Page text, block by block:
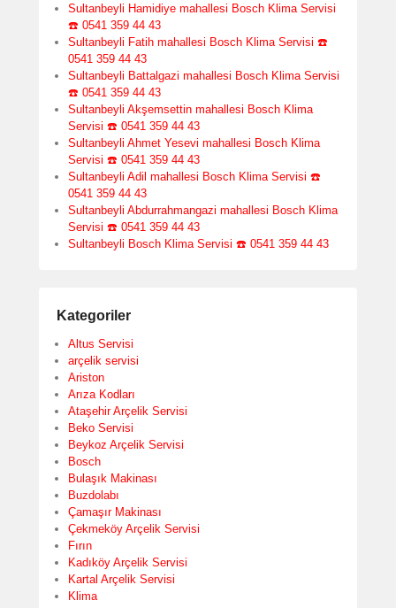
Sultanbeyli Hamidiye mahallesi Bosch Klima Servisi
☎️ 0541 359 44 43
Sultanbeyli Fatih mahallesi Bosch Klima Servisi ☎️
0541 359 44 43
Sultanbeyli Battalgazi mahallesi Bosch Klima Servisi
☎️ 0541 359 44 43
Sultanbeyli Akşemsettin mahallesi Bosch Klima
Servisi ☎️ 0541 359 44 43
Sultanbeyli Ahmet Yesevi mahallesi Bosch Klima
Servisi ☎️ 0541 359 44 43
Sultanbeyli Adil mahallesi Bosch Klima Servisi ☎️
0541 359 44 43
Sultanbeyli Abdurrahmangazi mahallesi Bosch Klima
Servisi ☎️ 0541 359 44 43
Sultanbeyli Bosch Klima Servisi ☎️ 0541 359 44 43
Kategoriler
Altus Servisi
arçelik servisi
Ariston
Arıza Kodları
Ataşehir Arçelik Servisi
Beko Servisi
Beykoz Arçelik Servisi
Bosch
Bulaşık Makinası
Buzdolabı
Çamaşır Makinası
Çekmeköy Arçelik Servisi
Fırın
Kadıköy Arçelik Servisi
Kartal Arçelik Servisi
Klima